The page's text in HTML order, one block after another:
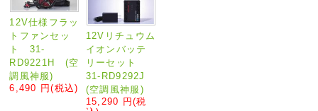
12V仕様フラッ
トファンセッ
ト 31-
RD9221H (空
調風神服)
6,490 円(税込)
12Vリチュウム
イオンバッテ
リーセット
31-RD9292J
(空調風神服)
15,290 円(税